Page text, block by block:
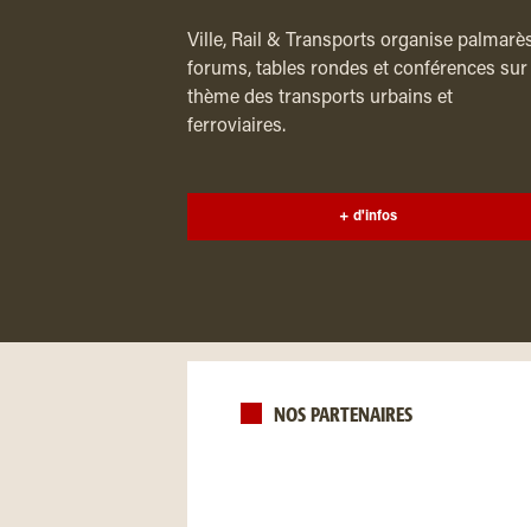
Ville, Rail & Transports organise
forums, tables rondes et conférences sur
thème des transports urbains et
ferroviaires.
+ d'infos
NOS PARTENAIRES